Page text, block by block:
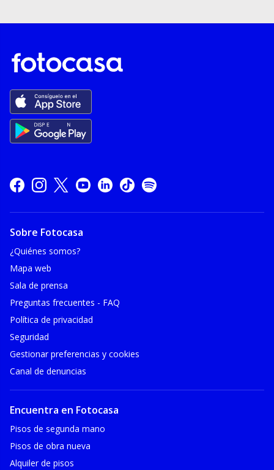
Sobre Fotocasa
¿Quiénes somos?
Mapa web
Sala de prensa
Preguntas frecuentes - FAQ
Política de privacidad
Seguridad
Gestionar preferencias y cookies
Canal de denuncias
Encuentra en Fotocasa
Pisos de segunda mano
Pisos de obra nueva
Alquiler de pisos